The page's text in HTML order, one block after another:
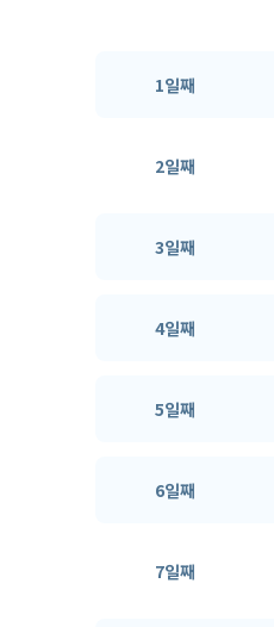
1일째
2일째
3일째
4일째
5일째
6일째
7일째